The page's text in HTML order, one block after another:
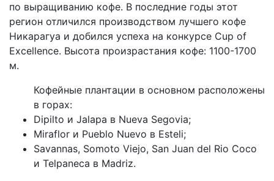
по выращиванию кофе. В последние годы этот
регион отличился производством лучшего кофе
Никарагуа и добился успеха на конкурсе Cup of
Excellence. Высота произрастания кофе: 1100-1700
м.
Кофейные плантации в основном расположены
в горах:
Dipilto и Jalapa в Nueva Segovia;
Miraflor и Pueblo Nuevo в Esteli;
Savannas, Somoto Viejo, San Juan del Rio Coco
и Telpaneca в Madriz.